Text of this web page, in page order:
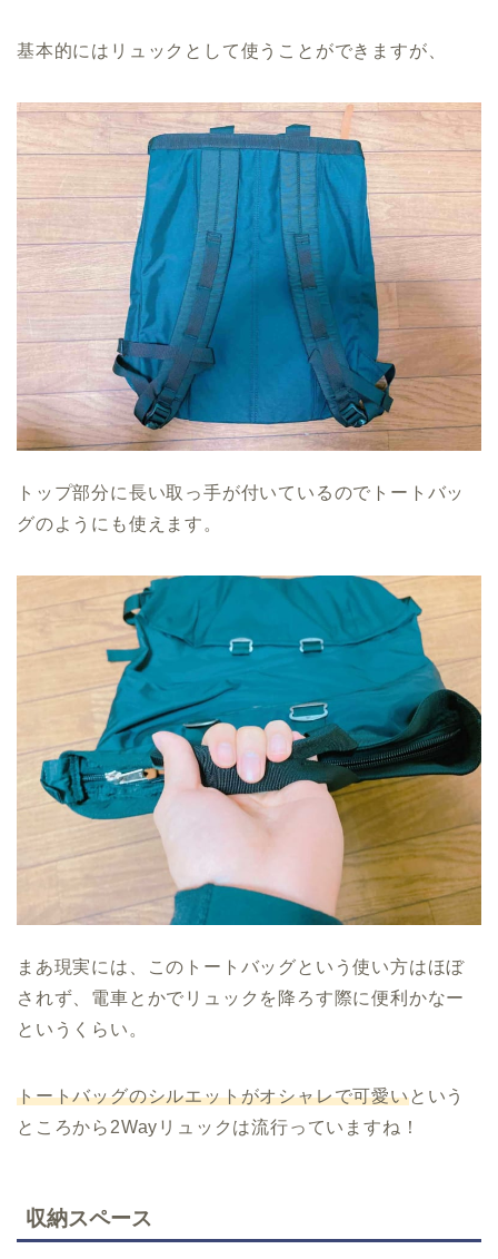
基本的にはリュックとして使うことができますが、
トップ部分に長い取っ手が付いているのでトートバッ
グのようにも使えます。
まあ現実には、このトートバッグという使い方はほぼ
されず、電車とかでリュックを降ろす際に便利かなー
というくらい。
トートバッグのシルエットがオシャレで可愛いという
ところから2Wayリュックは流行っていますね！
収納スペース